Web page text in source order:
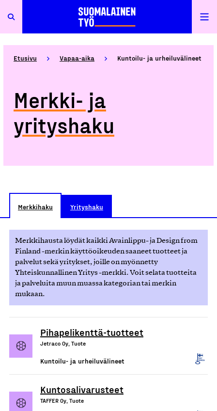
Etusivu Vapaa-aika Kuntoilu- ja urheiluvälineet
Merkki- ja
yrityshaku
Merkkihaku Yrityshaku
Merkkihausta löydät kaikki Avainlippu- ja Design from
Finland -merkin käyttöoikeuden saaneet tuotteet ja
palvelut sekä yritykset, joille on myönnetty
Yhteiskunnallinen Yritys -merkki. Voit selata tuotteita
ja palveluita muun muassa kategorian tai merkin
mukaan.
Pihapelikenttä-tuotteet
Jetraco Oy, Tuote
Kuntoilu- ja urheiluvälineet
Kuntosalivarusteet
TAFFER Oy, Tuote